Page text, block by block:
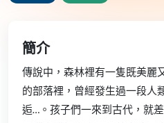
簡介
傳說中，森林裡有一隻既美麗
的部落裡，曾經發生過一段人
逅…。孩子們一來到古代，就